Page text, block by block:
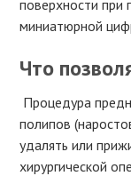
поверхности при
миниатюрной
Что
Процедура
полипов
удалять или
хирургической